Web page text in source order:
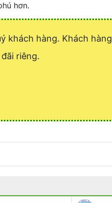
hơn.
khách hàng. Khách
riêng.